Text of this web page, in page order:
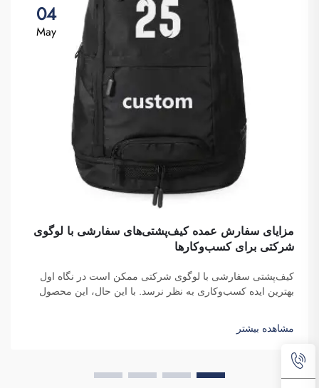
04
May
مزایای سفارش عمده کیف‌پشتی‌های سفارشی با لوگوی
شرکتی برای کسب‌وکارها
کیف‌پشتی سفارشی با لوگوی شرکتی ممکن است در نگاه اول
بهترین ایده کسب‌وکاری به نظر نرسد. با این حال، این محصول
سایپولانگ تریدینگ شرکتی است که این کیف‌پشتی‌ها را به‌صورت
عمده سفارش می‌دهد و هدف آن ایجاد آگاهی از برند است.
می‌دانید، وقتی ...
مشاهده بیشتر